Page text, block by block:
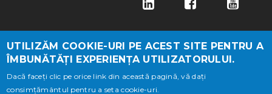
© GENERAL MEMBRANE S.A, NR.INREGISTRARE REG.COM
UTILIZĂM COOKIE-URI PE ACEST SITE PENTRU A
ÎMBUNĂTĂȚI EXPERIENȚA UTILIZATORULUI.
Dacă faceți clic pe orice link din această pagină, vă dați
consimțământul pentru a seta cookie-uri.